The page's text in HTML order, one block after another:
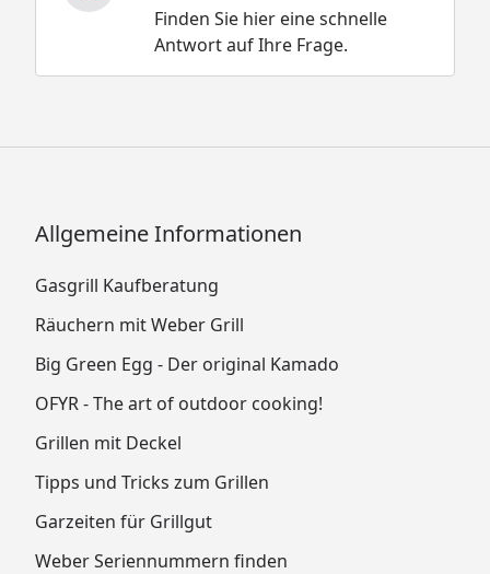
Finden Sie hier eine schnelle
Antwort auf Ihre Frage.
Allgemeine Informationen
Gasgrill Kaufberatung
Räuchern mit Weber Grill
Big Green Egg - Der original Kamado
OFYR - The art of outdoor cooking!
Grillen mit Deckel
Tipps und Tricks zum Grillen
Garzeiten für Grillgut
Weber Seriennummern finden